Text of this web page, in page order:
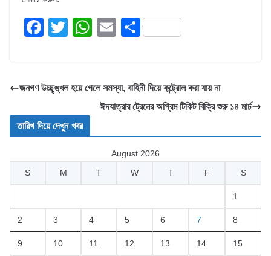
F
e
o
o
k
T
er
W
s
A
p
E S
e
জনগণ উচ্ছৃঙ্খল হয়ে গেলে সমস্যা, বাহিনী দিয়ে কন্ট্রোল করা যায় না
ঈদযাত্রার ট্রেনের অগ্রিম টিকিট বিক্রি শুরু ১৪ মার্চ
তারিখ দিয়ে দেখুন খবর
August 2026
S
M T W T F S
1
2 3 4 5 6 7 8
9 10 11 12 13 14 15